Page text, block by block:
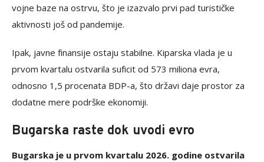
vojne baze na ostrvu, što je izazvalo prvi pad turističke
aktivnosti još od pandemije.
Ipak, javne finansije ostaju stabilne. Kiparska vlada je u
prvom kvartalu ostvarila suficit od 573 miliona evra,
odnosno 1,5 procenata BDP-a, što državi daje prostor za
dodatne mere podrške ekonomiji.
Bugarska raste dok uvodi evro
Bugarska je u prvom kvartalu 2026. godine ostvarila